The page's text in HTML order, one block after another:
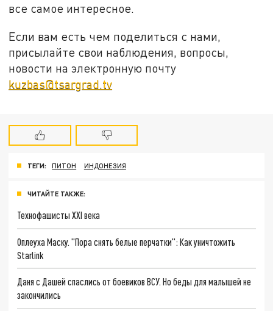
все самое интересное.
Если вам есть чем поделиться с нами,
присылайте свои наблюдения, вопросы,
новости на электронную почту
kuzbas@tsargrad.tv
ТЕГИ: ПИТОН ИНДОНЕЗИЯ
ЧИТАЙТЕ ТАКЖЕ:
Технофашисты XXI века
Оплеуха Маску. "Пора снять белые перчатки": Как уничтожить
Starlink
Даня с Дашей спаслись от боевиков ВСУ. Но беды для малышей не
закончились